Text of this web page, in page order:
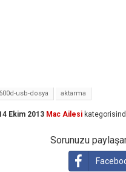
usb-dosya aktarma
Ekim 2013 Mac Ailesi
Sorunuzu